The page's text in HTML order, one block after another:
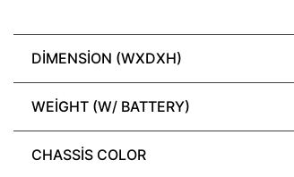
DIMENSION (WXDXH)
WEIGHT (W/ BATTERY)
CHASSIS COLOR